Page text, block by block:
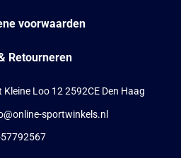
voorwaarden
Retourneren
Kleine Loo 12 2592CE Den Haag
sportwinkels.nl